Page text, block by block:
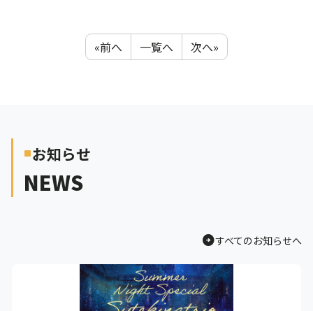
«前へ 一覧へ 次へ»
crop_square お知らせ
NEWS
arrow_circle_rightすべてのお知らせへ